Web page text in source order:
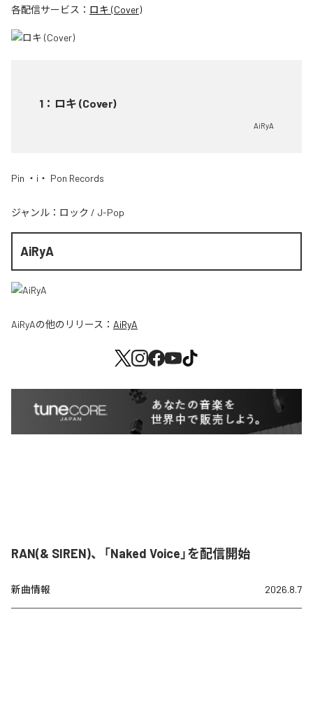
各配信サービス： ロキ (Cover)
1 ： ロキ (Cover)
AiRyA
Pin ・i・ Pon Records
ジャンル： ロック / J-Pop
AiRyA
AiRyAの他のリリース： AiRyA
RAN(& SIREN)、「Naked Voice」を配信開始
新曲情報 2026.8.7